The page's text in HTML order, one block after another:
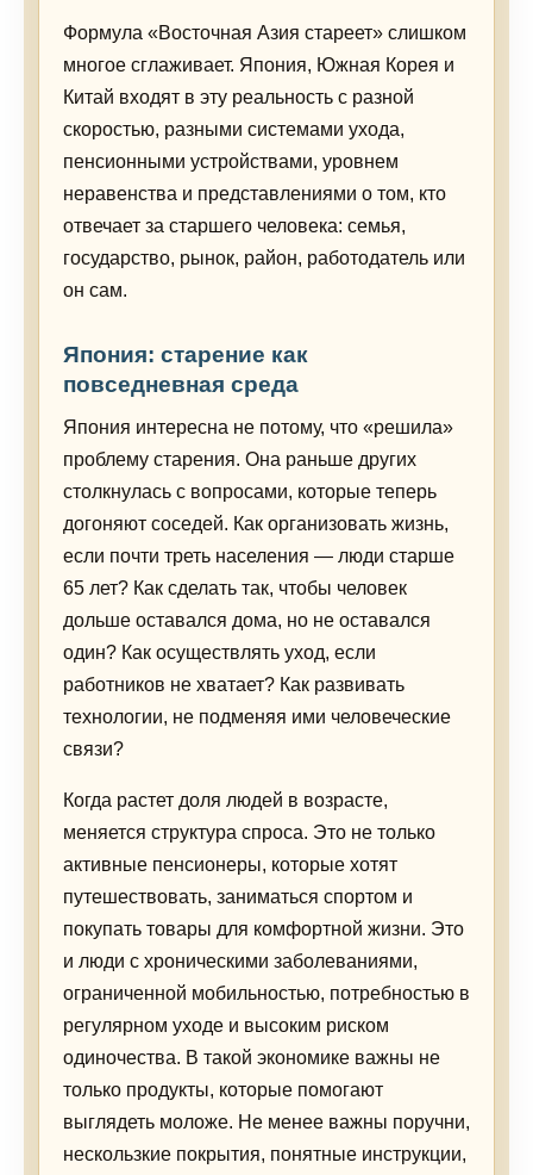
Формула «Восточная Азия стареет» слишком
многое сглаживает. Япония, Южная Корея и
Китай входят в эту реальность с разной
скоростью, разными системами ухода,
пенсионными устройствами, уровнем
неравенства и представлениями о том, кто
отвечает за старшего человека: семья,
государство, рынок, район, работодатель или
он сам.
Япония: старение как
повседневная среда
Япония интересна не потому, что «решила»
проблему старения. Она раньше других
столкнулась с вопросами, которые теперь
догоняют соседей. Как организовать жизнь,
если почти треть населения — люди старше
65 лет? Как сделать так, чтобы человек
дольше оставался дома, но не оставался
один? Как осуществлять уход, если
работников не хватает? Как развивать
технологии, не подменяя ими человеческие
связи?
Когда растет доля людей в возрасте,
меняется структура спроса. Это не только
активные пенсионеры, которые хотят
путешествовать, заниматься спортом и
покупать товары для комфортной жизни. Это
и люди с хроническими заболеваниями,
ограниченной мобильностью, потребностью в
регулярном уходе и высоким риском
одиночества. В такой экономике важны не
только продукты, которые помогают
выглядеть моложе. Не менее важны поручни,
нескользкие покрытия, понятные инструкции,